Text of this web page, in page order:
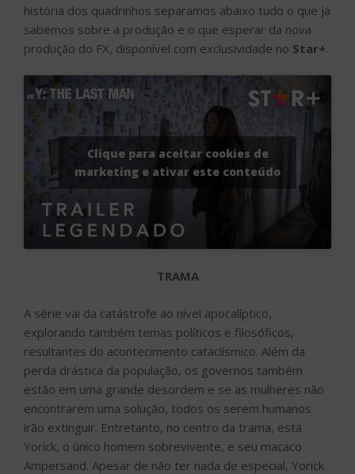
história dos quadrinhos separamos abaixo tudo o que já
sabemos sobre a produção e o que esperar da nova
produção do FX, disponível com exclusividade no Star+.
Clique para aceitar cookies de
marketing e ativar este conteúdo
TRAMA
A série vai da catástrofe ao nível apocalíptico,
explorando também temas políticos e filosóficos,
resultantes do acontecimento cataclísmico. Além da
perda drástica da população, os governos também
estão em uma grande desordem e se as mulheres não
encontrarem uma solução, todos os serem humanos
irão extinguir. Entretanto, no centro da trama, está
Yorick, o único homem sobrevivente, e seu macaco
Ampersand. Apesar de não ter nada de especial, Yorick